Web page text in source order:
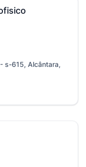
s-615, Alcântara,